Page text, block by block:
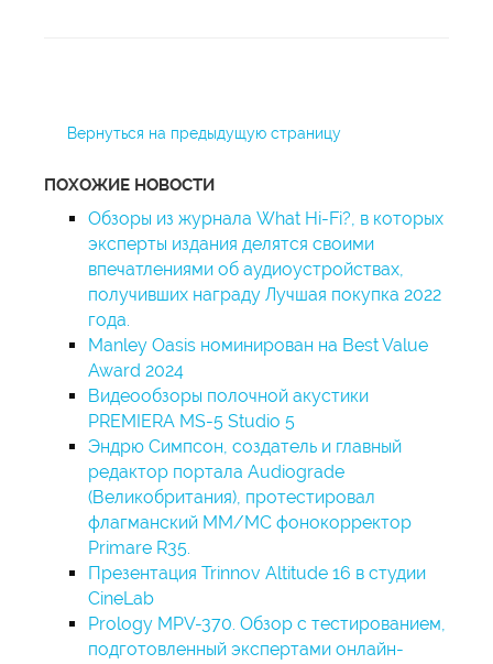
Вернуться на предыдущую страницу
ПОХОЖИЕ НОВОСТИ
Обзоры из журнала What Hi-Fi?, в которых
эксперты издания делятся своими
впечатлениями об аудиоустройствах,
получивших награду Лучшая покупка 2022
года.
Manley Oasis номинирован на Best Value
Award 2024
Видеообзоры полочной акустики
PREMIERA MS-5 Studio 5
Эндрю Симпсон, создатель и главный
редактор портала Audiograde
(Великобритания), протестировал
флагманский MM/MC фонокорректор
Primare R35.
Презентация Trinnov Altitude 16 в студии
CineLab
Prology MPV-370. Обзор с тестированием,
подготовленный экспертами онлайн-